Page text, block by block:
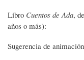
Libro Cuentos de Ada,
años o más):
Sugerencia de